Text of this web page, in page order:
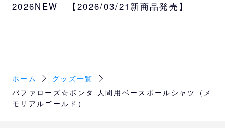
で2つの候補から反響のあったデザインを採用
素材
ポリエステル100％
2026NEW 【2026/03/21新商品発売】
ホーム
グッズ一覧
バファローズ☆ポンタ 人間用ベースボールシャツ（メ
モリアルゴールド）